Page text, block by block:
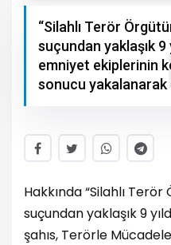
“Silahlı Terör
suçundan yaklaşık 9
emniyet ekiplerinin
sonucu
Hakkında “Silahlı
suçundan yaklaşık 9
şahıs, Terörle